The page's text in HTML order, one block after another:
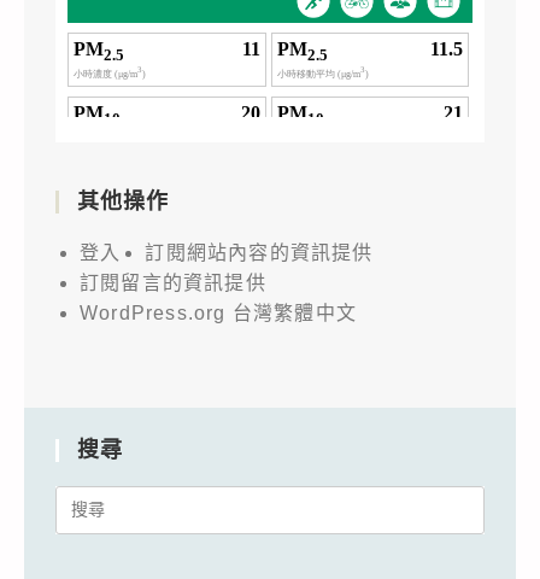
其他操作
登入
訂閱網站內容的資訊提供
訂閱留言的資訊提供
WordPress.org 台灣繁體中文
搜尋
Search